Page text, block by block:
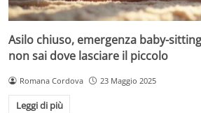
Asilo chiuso, emergenza baby-
non sai dove lasciare il piccolo
Romana Cordova 23 Maggio 2025
Leggi di più